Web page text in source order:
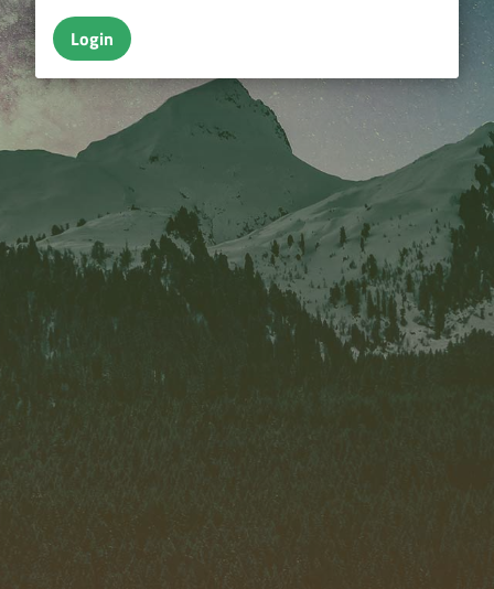
Login